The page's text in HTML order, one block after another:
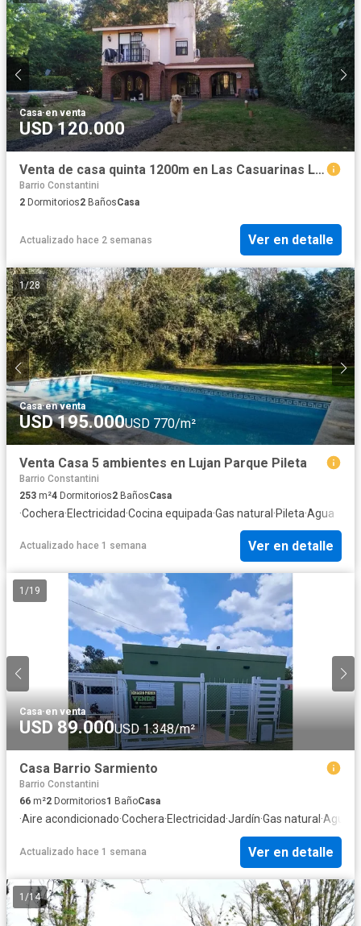
Casa·en venta
USD 120.000
Venta de casa quinta 1200m en Las Casuarinas Lujan
Barrio Constantini
2 Dormitorios2 BañosCasa
Actualizado hace 2 semanas Ver en detalle
1/28
Casa·en venta
USD 195.000USD 770/m²
Venta Casa 5 ambientes en Lujan Parque Pileta
Barrio Constantini
253 m²4 Dormitorios2 BañosCasa
·Cochera·Electricidad·Cocina equipada·Gas natural·Pileta·Agua
Actualizado hace 1 semana Ver en detalle
1 /19
Casa·en venta
USD 89.000USD 1.348/m²
Casa Barrio Sarmiento
Barrio Constantini
66 m²2 Dormitorios1 BañoCasa
·Aire acondicionado·Cochera·Electricidad·Jardín·Gas natural ·Agua
Actualizado hace 1 semana Ver en detalle
1 /14